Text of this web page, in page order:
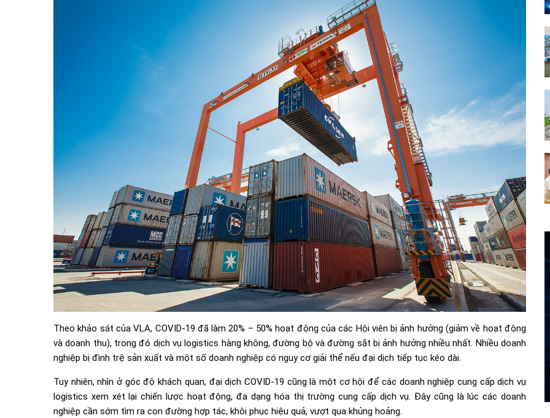
Theo khảo sát của VLA, COVID-19 đã làm 20% – 50% hoạt động của các Hội viên bị ảnh hưởng (giảm về hoạt động
và doanh thu), trong đó dịch vụ logistics hàng không, đường bộ và đường sắt bị ảnh hưởng nhiều nhất. Nhiều doanh
nghiệp bị đình trệ sản xuất và một số doanh nghiệp có nguy cơ giải thể nếu đại dịch tiếp tục kéo dài.
Tuy nhiên, nhìn ở góc độ khách quan, đại dịch COVID-19 cũng là một cơ hội để các doanh nghiệp cung cấp dịch vụ
logistics xem xét lại chiến lược hoạt động, đa dạng hóa thị trường cung cấp dịch vụ. Đây cũng là lúc các doanh
nghiệp cần sớm tìm ra con đường hợp tác, khôi phục hiệu quả, vượt qua khủng hoảng.